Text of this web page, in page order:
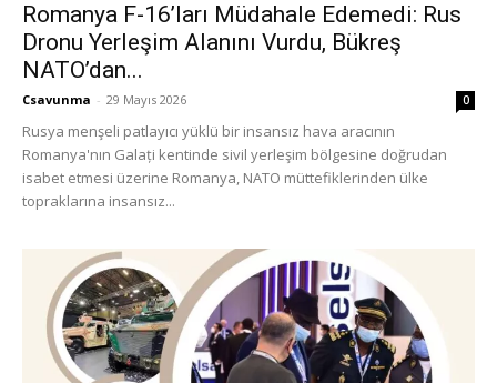
Romanya F-16’ları Müdahale Edemedi: Rus
Dronu Yerleşim Alanını Vurdu, Bükreş
NATO’dan...
Csavunma - 29 Mayıs 2026 0
Rusya menşeli patlayıcı yüklü bir insansız hava aracının
Romanya'nın Galați kentinde sivil yerleşim bölgesine doğrudan
isabet etmesi üzerine Romanya, NATO müttefiklerinden ülke
topraklarına insansız...